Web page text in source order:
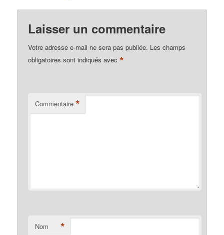
Laisser un commentaire
Votre adresse e-mail ne sera pas publiée. Les champs
obligatoires sont indiqués avec*
Commentaire *
Nom *